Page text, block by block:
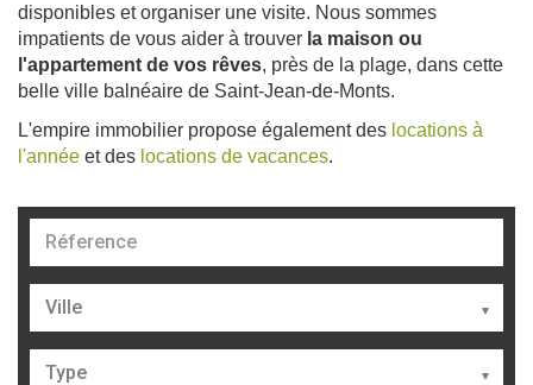
disponibles et organiser une visite. Nous sommes
impatients de vous aider à trouver la maison ou
l'appartement de vos rêves, près de la plage, dans cette
belle ville balnéaire de Saint-Jean-de-Monts.
L'empire immobilier propose également des locations à
l'année et des locations de vacances.
Référence
Ville
Type